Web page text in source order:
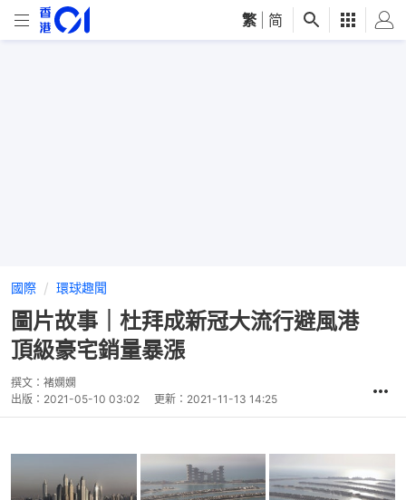
繁 简
國際 環球趣聞
圖片故事｜杜拜成新冠大流行避風港
頂級豪宅銷量暴漲
撰文： 褚嫻嫻
出版： 2021-05-10 03:02 更新： 2021-11-13 14:25